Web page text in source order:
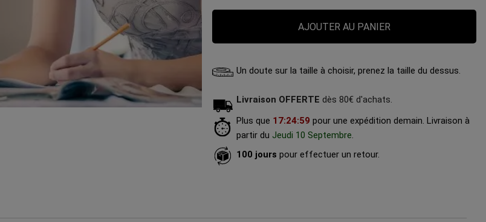
AJOUTER AU PANIER
Un doute sur la taille à choisir, prenez la taille du dessus.
Livraison OFFERTE dès 80€ d'achats.
Plus que 17:24:58 pour une expédition demain. Livraison à
partir du Jeudi 10 Septembre
100 jours pour effectuer un retour.